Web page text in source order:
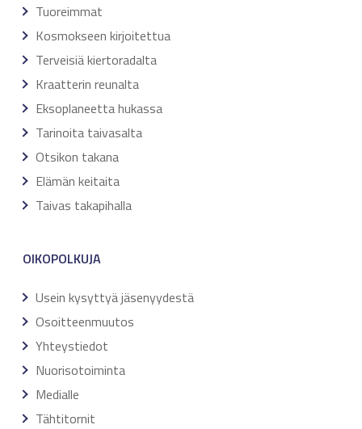
Tuoreimmat
Kosmokseen kirjoitettua
Terveisiä kiertoradalta
Kraatterin reunalta
Eksoplaneetta hukassa
Tarinoita taivasalta
Otsikon takana
Elämän keitaita
Taivas takapihalla
OIKOPOLKUJA
Usein kysyttyä jäsenyydestä
Osoitteenmuutos
Yhteystiedot
Nuorisotoiminta
Medialle
Tähtitornit